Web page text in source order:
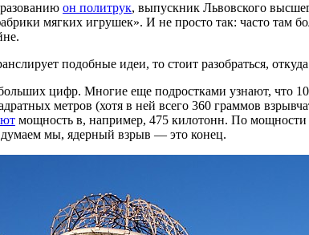
он политрук, выпускник Львовского
мягких игрушек». И не просто так: часто там
подобные идеи, то стоит разобраться,
цифр. Многие еще подростками узнают, что
метров (хотя в ней всего 360 граммов
мощность в, например, 475 килотонн. По
думаем мы, ядерный взрыв — это конец.